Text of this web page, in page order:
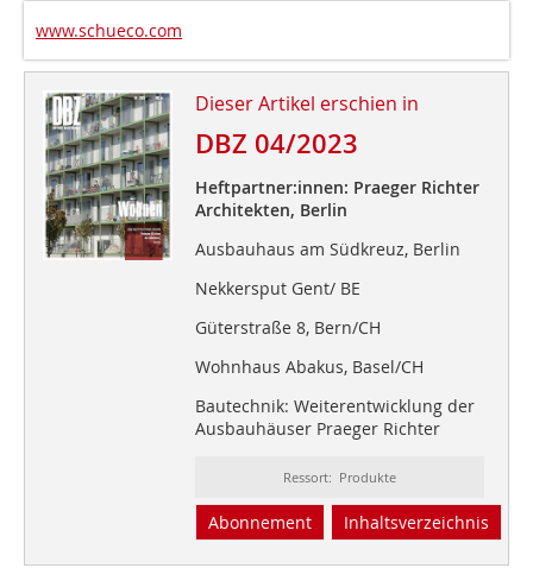
www.schueco.com
Dieser Artikel erschien in
DBZ 04/2023
Heftpartner:innen: Praeger Richter
Architekten, Berlin
Ausbauhaus am Südkreuz, Berlin
Nekkersput Gent/ BE
Güterstraße 8, Bern/CH
Wohnhaus Abakus, Basel/CH
Bautechnik: Weiterentwicklung der
Ausbauhäuser Praeger Richter
Ressort: Produkte
Abonnement Inhaltsverzeichnis